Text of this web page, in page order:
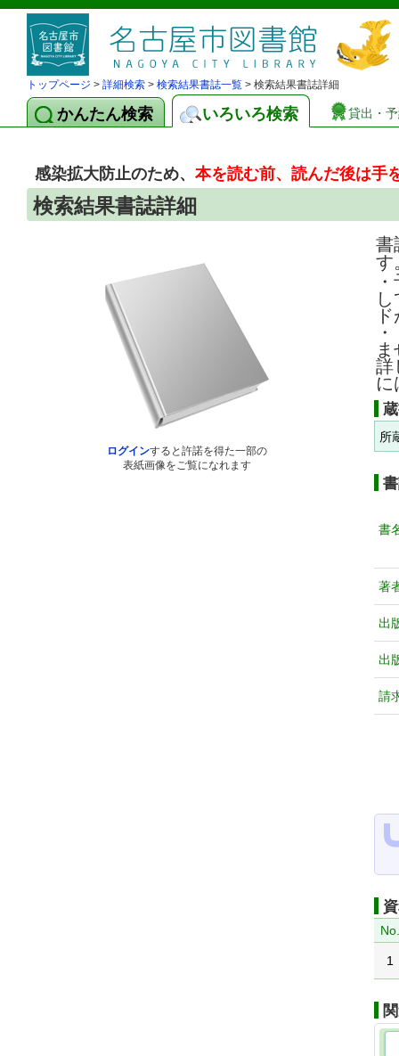
トップページ > 詳細検索 > 検索結果書誌一覧 > 検索結果書誌詳細
かんたん検索 いろいろ検索 貸出・
感染拡大防止のため、本を読む前、読んだ後は手
検索結果書誌詳細
ログインすると許諾を得た一部の
表紙画像をご覧になれます
書
す
詳
に
所
書
著
出
出
請
1